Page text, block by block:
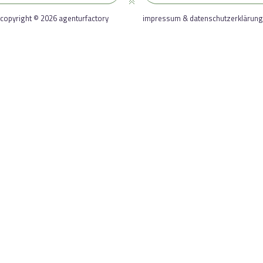
copyright © 2026 agenturfactory impressum & datenschutzerklärung